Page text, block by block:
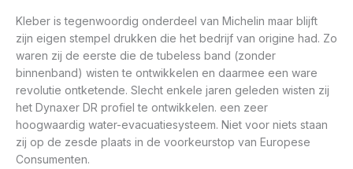
Kleber is tegenwoordig onderdeel van Michelin maar blijft
zijn eigen stempel drukken die het bedrijf van origine had. Zo
waren zij de eerste die de tubeless band (zonder
binnenband) wisten te ontwikkelen en daarmee een ware
revolutie ontketende. Slecht enkele jaren geleden wisten zij
het Dynaxer DR profiel te ontwikkelen. een zeer
hoogwaardig water-evacuatiesysteem. Niet voor niets staan
zij op de zesde plaats in de voorkeurstop van Europese
Consumenten.